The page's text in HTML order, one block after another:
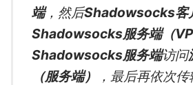
端，然后Shadowsocks客
Shadowsocks服务端（
Shadowsocks服务端访问
（服务端）
，最后再依次